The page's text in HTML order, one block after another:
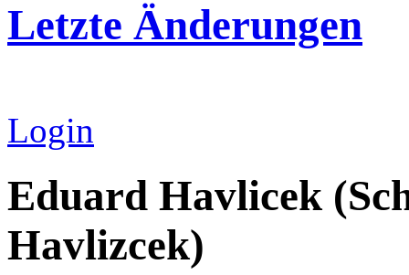
Letzte Änderungen
Login
Eduard Havlicek
Havlizcek)